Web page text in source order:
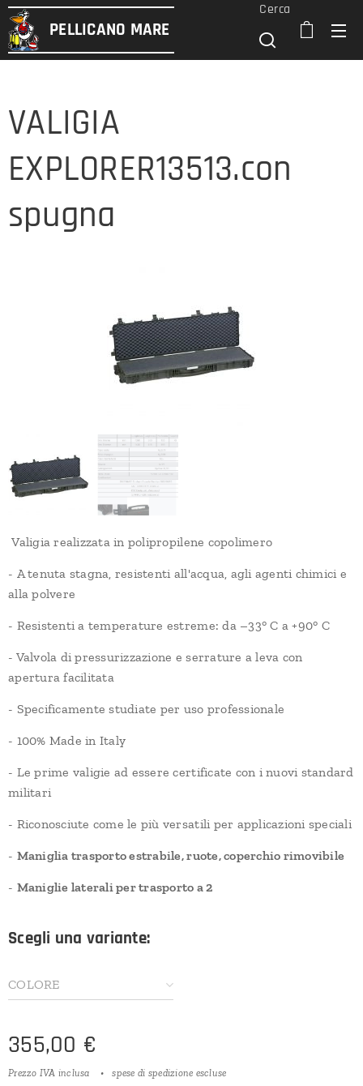
PELLICANO MARE
Cerca
VALIGIA
EXPLORER13513.con
spugna
Valigia realizzata in polipropilene copolimero
- A tenuta stagna, resistenti all'acqua, agli agenti chimici e
alla polvere
- Resistenti a temperature estreme: da –33° C a +90° C
- Valvola di pressurizzazione e serrature a leva con
apertura facilitata
- Specificamente studiate per uso professionale
- 100% Made in Italy
- Le prime valigie ad essere certificate con i nuovi standard
militari
- Riconosciute come le più versatili per applicazioni speciali
- Maniglia trasporto estrabile, ruote, coperchio rimovibile
- Maniglie laterali per trasporto a 2
Scegli una variante:
COLORE
355,00 €
Prezzo IVA inclusa spese di spedizione escluse